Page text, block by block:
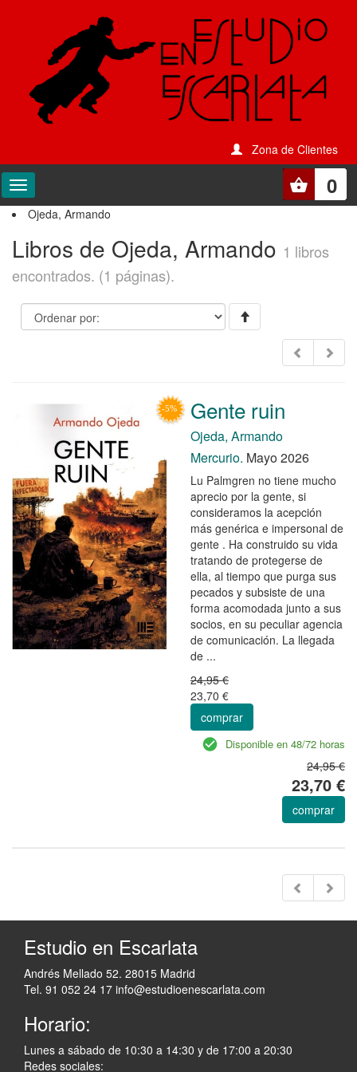
Zona de Clientes
0
Ojeda, Armando
Libros de Ojeda, Armando 1 libros
encontrados. (1 páginas).
Gente ruin
Ojeda, Armando
Mercurio. Mayo 2026
Lu Palmgren no tiene mucho
aprecio por la gente, si
consideramos la acepción
más genérica e impersonal de
gente . Ha construido su vida
tratando de protegerse de
ella, al tiempo que purga sus
pecados y subsiste de una
forma acomodada junto a sus
socios, en su peculiar agencia
de comunicación. La llegada
de ...
24,95 €
23,70 €
comprar
Disponible en 48/72 horas
24,95 €
23,70 €
comprar
Estudio en Escarlata
Andrés Mellado 52. 28015 Madrid
Tel. 91 052 24 17 info@estudioenescarlata.com
Horario:
Lunes a sábado de 10:30 a 14:30 y de 17:00 a 20:30
Redes sociales: